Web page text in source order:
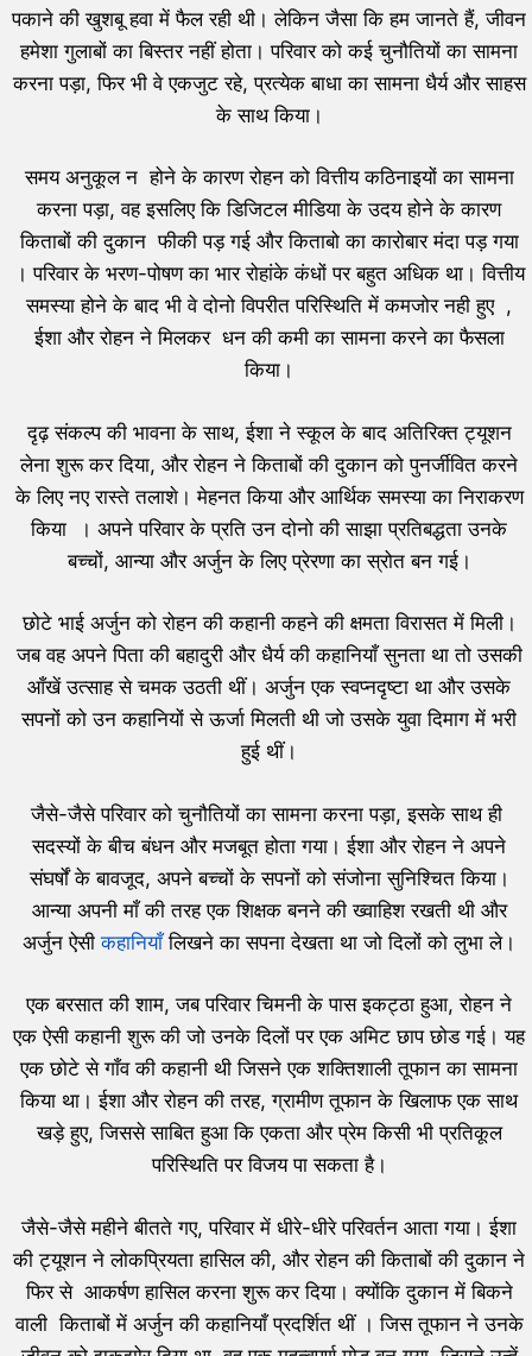
पकाने की खुशबू हवा में फैल रही थी। लेकिन जैसा कि हम जानते हैं, जीवन
हमेशा गुलाबों का बिस्तर नहीं होता। परिवार को कई चुनौतियों का सामना
करना पड़ा, फिर भी वे एकजुट रहे, प्रत्येक बाधा का सामना धैर्य और साहस
के साथ किया।
समय अनुकूल न होने के कारण रोहन को वित्तीय कठिनाइयों का सामना
करना पड़ा, वह इसलिए कि डिजिटल मीडिया के उदय होने के कारण
किताबों की दुकान फीकी पड़ गई और किताबो का कारोबार मंदा पड़ गया
। परिवार के भरण-पोषण का भार रोहांके कंधों पर बहुत अधिक था। वित्तीय
समस्या होने के बाद भी वे दोनो विपरीत परिस्थिति में कमजोर नही हुए ,
ईशा और रोहन ने मिलकर धन की कमी का सामना करने का फैसला
किया।
दृढ़ संकल्प की भावना के साथ, ईशा ने स्कूल के बाद अतिरिक्त ट्यूशन
लेना शुरू कर दिया, और रोहन ने किताबों की दुकान को पुनर्जीवित करने
के लिए नए रास्ते तलाशे। मेहनत किया और आर्थिक समस्या का निराकरण
किया । अपने परिवार के प्रति उन दोनो की साझा प्रतिबद्धता उनके
बच्चों, आन्या और अर्जुन के लिए प्रेरणा का स्रोत बन गई।
छोटे भाई अर्जुन को रोहन की कहानी कहने की क्षमता विरासत में मिली।
जब वह अपने पिता की बहादुरी और धैर्य की कहानियाँ सुनता था तो उसकी
आँखें उत्साह से चमक उठती थीं। अर्जुन एक स्वप्नदृष्टा था और उसके
सपनों को उन कहानियों से ऊर्जा मिलती थी जो उसके युवा दिमाग में भरी
हुई थीं।
जैसे-जैसे परिवार को चुनौतियों का सामना करना पड़ा, इसके साथ ही
सदस्यों के बीच बंधन और मजबूत होता गया। ईशा और रोहन ने अपने
संघर्षों के बावजूद, अपने बच्चों के सपनों को संजोना सुनिश्चित किया।
आन्या अपनी माँ की तरह एक शिक्षक बनने की ख्वाहिश रखती थी और
अर्जुन ऐसीकहानियाँलिखने का सपना देखता था जो दिलों को लुभा ले।
एक बरसात की शाम, जब परिवार चिमनी के पास इकट्ठा हुआ, रोहन ने
एक ऐसी कहानी शुरू की जो उनके दिलों पर एक अमिट छाप छोड गई। यह
एक छोटे से गाँव की कहानी थी जिसने एक शक्तिशाली तूफान का सामना
किया था। ईशा और रोहन की तरह, ग्रामीण तूफान के खिलाफ एक साथ
खड़े हुए, जिससे साबित हुआ कि एकता और प्रेम किसी भी प्रतिकूल
परिस्थिति पर विजय पा सकता है।
जैसे-जैसे महीने बीतते गए, परिवार में धीरे-धीरे परिवर्तन आता गया। ईशा
की ट्यूशन ने लोकप्रियता हासिल की, और रोहन की किताबों की दुकान ने
फिर से आकर्षण हासिल करना शुरू कर दिया। क्योंकि दुकान में बिकने
वाली किताबों में अर्जुन की कहानियाँ प्रदर्शित थीं । जिस तूफान ने उनके